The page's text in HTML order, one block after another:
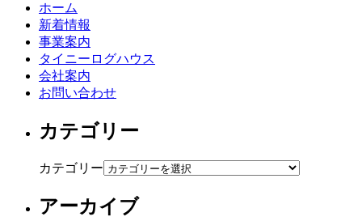
ホーム
新着情報
事業案内
タイニーログハウス
会社案内
お問い合わせ
カテゴリー
カテゴリー
アーカイブ